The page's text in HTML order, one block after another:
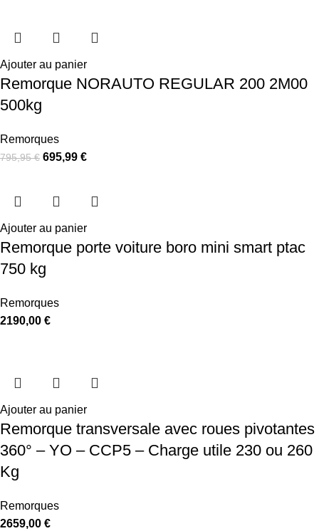
Ajouter au panier
Remorque NORAUTO REGULAR 200 2M00
500kg
Remorques
795,95€ 695,99 €
Ajouter au panier
Remorque porte voiture boro mini smart ptac
750 kg
Remorques
2190,00 €
Ajouter au panier
Remorque transversale avec roues pivotantes
360° – YO – CCP5 – Charge utile 230 ou 260
Kg
Remorques
2659,00 €